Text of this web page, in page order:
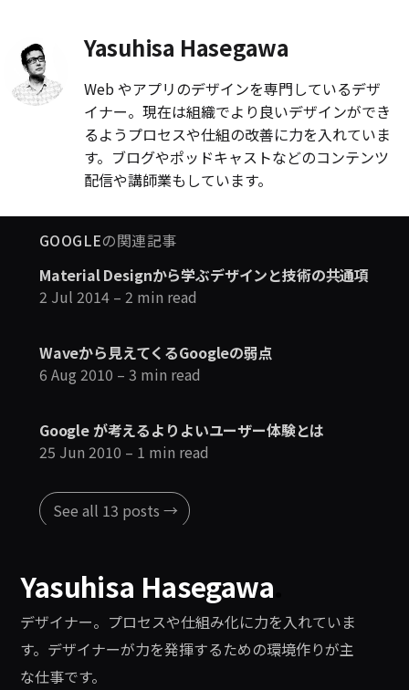
Yasuhisa Hasegawa
Web やアプリのデザインを専門しているデザ
イナー。現在は組織でより良いデザインができ
るようプロセスや仕組の改善に力を入れていま
す。ブログやポッドキャストなどのコンテンツ
配信や講師業もしています。
GOOGLEの関連記事
Material Designから学ぶデザインと技術の共通項
2 Jul 2014– 2 min read
Waveから見えてくるGoogleの弱点
6 Aug 2010 – 3 min read
Google が考えるよりよいユーザー体験とは
25 Jun 2010 – 1 min read
See all 13 posts →
Yasuhisa Hasegawa
デザイナー。プロセスや仕組み化に力を入れていま
す。デザイナーが力を発揮するための環境作りが主
な仕事です。